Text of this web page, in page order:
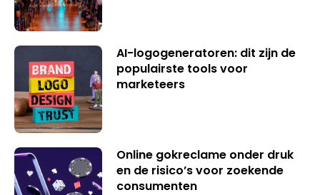
AI-logogeneratoren: dit zijn de
populairste tools voor
marketeers
Online gokreclame onder druk
en de risico’s voor zoekende
consumenten